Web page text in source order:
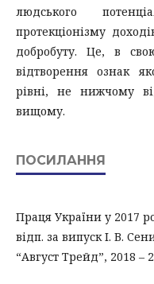
людського
протекціонізму
добробуту. Це, в
відтворення ознак
рівні, не нижчому
вищому.
ПОСИЛАННЯ
Праця України у 2017
відп. за випуск І. В.
“Август Трейд”, 2018 –